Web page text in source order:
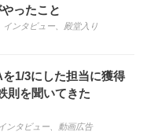
ったこと
インタビュー 殿堂入り
1/3にした担当に獲得
則を聞いてきた
インタビュー
動画広告